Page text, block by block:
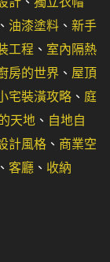
、 油漆塗料 、 新手
工程 、 室內隔熱
房的世界 、 屋頂
宅裝潢攻略 、 庭
天地 、 自地自
計風格 、 商業空
、 客廳 、 收納